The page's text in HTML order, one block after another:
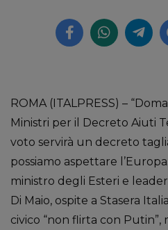
ROMA (ITALPRESS) –
Ministri per il Decreto Aiuti
voto servirà un decreto
possiamo aspettare
ministro degli Esteri e
Di Maio, ospite a Stasera
civico “non flirta con Putin”,